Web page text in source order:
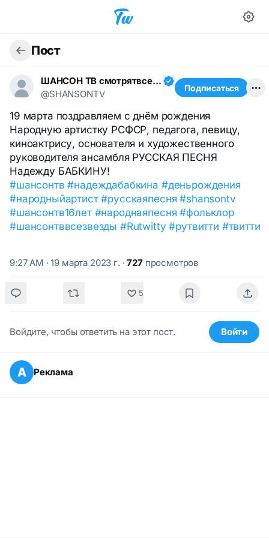
Пост
ШАНСОН ТВ смотрятвсешансонтв
@SHANSONTV
Подписаться
19 марта поздравляем с днём рождения
Народную артистку РСФСР, педагога, певицу,
киноактрису, основателя и художественного
руководителя ансамбля РУССКАЯ ПЕСНЯ
Надежду БАБКИНУ!
#шансонтв #надеждабабкина #деньрождения
#народныйартист #русскаяпесня #shansontv
#шансонтв16лет #народнаяпесня #фольклор
#шансонтввсезвезды #Rutwitty #рутвитти #твитти
9:27 AM · 19 марта 2023 г. ·727просмотров
5
Войдите, чтобы ответить на этот пост. Войти
А Реклама